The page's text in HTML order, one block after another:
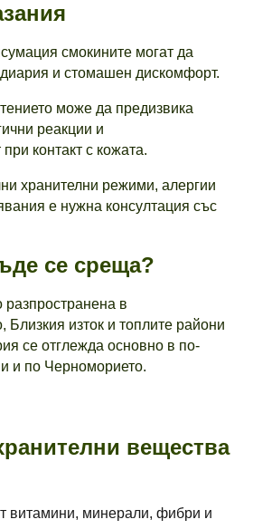
смокините могат да
и стомашен дискомфорт.
може да предизвика
реакции и
контакт с кожата.
хранителни режими, алергии
е нужна консултация със
се среща?
в
изток и топлите райони
се отглежда основно в по-
и по Черноморието.
вещества
витамини, минерали, фибри и